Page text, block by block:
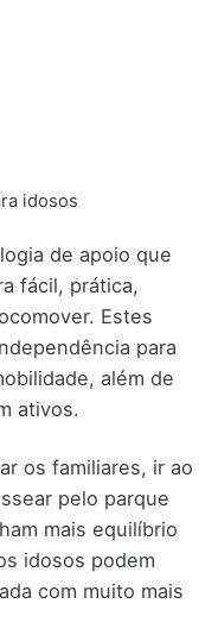
idosos
de apoio que
fácil, prática,
Estes
para
além de
ativos.
os familiares, ir ao
pelo parque
mais equilíbrio
idosos podem
com muito mais